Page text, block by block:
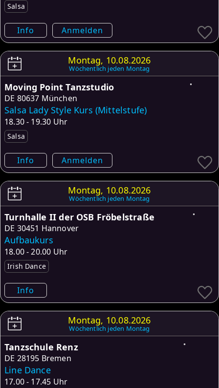
Salsa
Info Anmelden
Montag, 10.08.2026
Wöchentlich jeden Montag
Moving Point Tanzstudio
DE 80637 München
Salsa Lady Style Kurs (Mittelstufe)
18.30 - 19.30 Uhr
Salsa
Info Anmelden
Montag, 10.08.2026
Wöchentlich jeden Montag
Turnhalle II der OSB Fröbelstraße
DE 30451 Hannover
Aufbaukurs
18.00 - 20.00 Uhr
Irish Dance
Info
Montag, 10.08.2026
Wöchentlich jeden Montag
Tanzschule Renz
DE 28195 Bremen
Line Dance
17.00 - 17.45 Uhr